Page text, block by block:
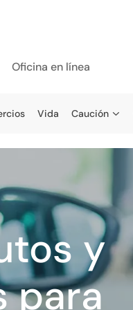
Vida Caución
Oficina en línea
y
para